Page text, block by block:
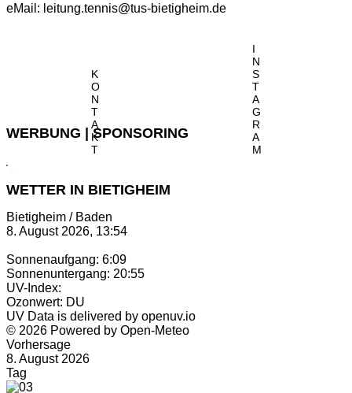
eMail: leitung.tennis@tus-bietigheim.de
K
O
N
T
A
K
T
I
N
S
T
A
G
R
A
M
WERBUNG | SPONSORING
WETTER IN BIETIGHEIM
Bietigheim / Baden
8. August 2026, 13:54
Sonnenaufgang: 6:09
Sonnenuntergang: 20:55
UV-Index:
Ozonwert: DU
UV Data is delivered by openuv.io
© 2026 Powered by Open-Meteo
Vorhersage
8. August 2026
Tag